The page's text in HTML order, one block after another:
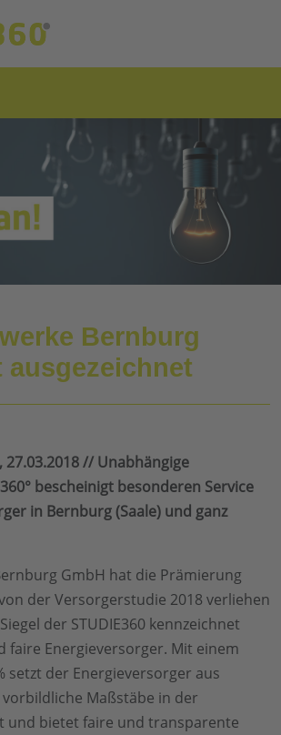
Bernburg
ausgezeichnet
27.03.2018 // Unabhängige
bescheinigt besonderen Service
in Bernburg (Saale) und ganz
GmbH hat die Prämierung
der Versorgerstudie 2018 verliehen
der STUDIE360 kennzeichnet
faire Energieversorger. Mit einem
setzt der Energieversorger aus
vorbildliche Maßstäbe in der
und bietet faire und transparente